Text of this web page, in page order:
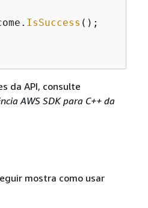
IsSuccess ();
da API, consulte
AWS SDK para C++ da
mostra como usar